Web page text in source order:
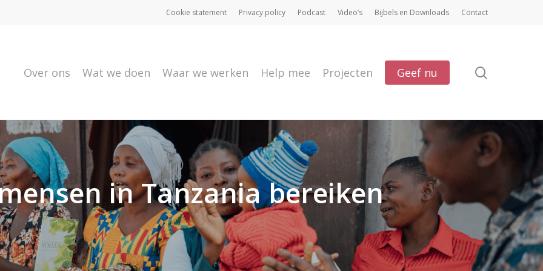
Cookie statement Privacy policy Podcast Video’s Bijbels en Downloads Contact
Over ons Wat we doen Waar we werken Help mee Projecten Geef nu
in Tanzania bereiken